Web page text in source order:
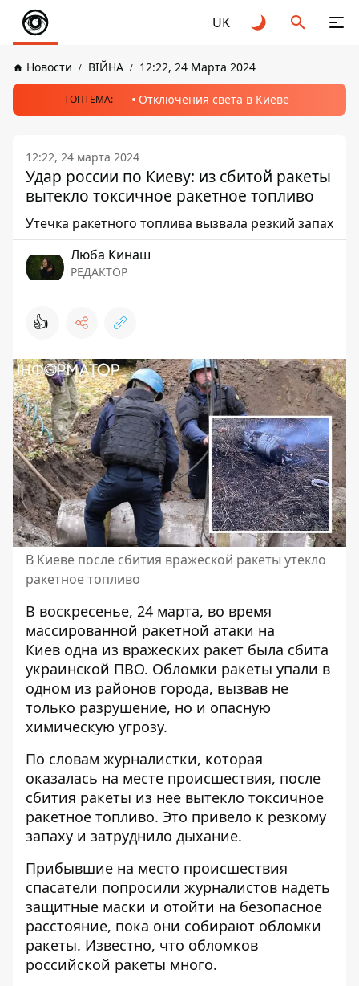
UK
Новости ВІЙНА 12:22, 24 Марта 2024
ТОПТЕМА: Отключения света в Киеве
12:22, 24 марта 2024
Удар россии по Киеву: из сбитой ракеты
вытекло токсичное ракетное топливо
Утечка ракетного топлива вызвала резкий запах
Люба Кинаш
РЕДАКТОР
👍
В Киеве после сбития вражеской ракеты утекло
ракетное топливо
В воскресенье, 24 марта, во время
массированной ракетной атаки на
Киев одна из вражеских ракет была сбита
украинской ПВО. Обломки ракеты упали в
одном из районов города, вызвав не
только разрушение, но и опасную
химическую угрозу.
По словам журналистки, которая
оказалась на месте происшествия, после
сбития ракеты из нее вытекло токсичное
ракетное топливо. Это привело к резкому
запаху и затруднило дыхание.
Прибывшие на место происшествия
спасатели попросили журналистов надеть
защитные маски и отойти на безопасное
расстояние, пока они собирают обломки
ракеты. Известно, что обломков
российской ракеты много.